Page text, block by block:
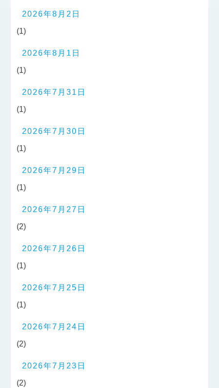
2026年8月2日
(1)
2026年8月1日
(1)
2026年7月31日
(1)
2026年7月30日
(1)
2026年7月29日
(1)
2026年7月27日
(2)
2026年7月26日
(1)
2026年7月25日
(1)
2026年7月24日
(2)
2026年7月23日
(2)